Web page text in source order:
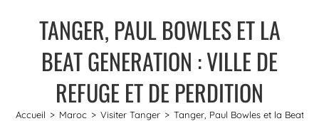
TANGER, PAUL BOWLES ET LA
BEAT GENERATION : VILLE DE
REFUGE ET DE PERDITION
Accueil > Maroc > Visiter Tanger > Tanger, Paul Bowles et la Beat